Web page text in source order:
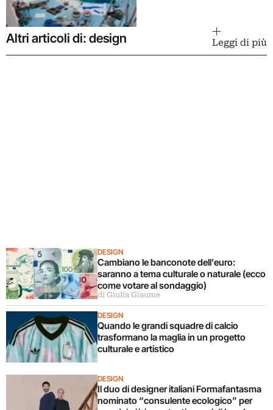
Altri articoli di: design Leggi di più
DESIGN
Cambiano le banconote dell’euro:
saranno a tema culturale o naturale (ecco
come votare al sondaggio)
di Giulia Giaume
DESIGN
Quando le grandi squadre di calcio
trasformano la maglia in un progetto
culturale e artistico
DESIGN
Il duo di designer italiani Formafantasma
nominato “consulente ecologico” per